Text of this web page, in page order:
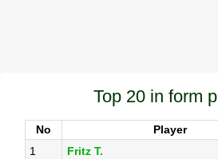
Top 20 in form
No Player
1
Fritz T.